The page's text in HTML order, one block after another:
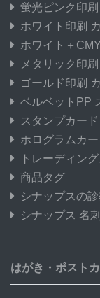
蛍光ピンク印
ホワイト印刷
ホワイト＋
メタリック印
ゴールド印刷
ベルベットPP
スタンプカード
ホログラムカー
トレーディン
商品タグ
シナップスの
シナップス 名
はがき・ポスト